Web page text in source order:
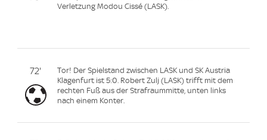
Verletzung Modou Cissé (LASK).
72'
Tor! Der Spielstand zwischen LASK und SK Austria
Klagenfurt ist 5:0. Robert Zulj (LASK) trifft mit dem
rechten Fuß aus der Strafraummitte, unten links
nach einem Konter.